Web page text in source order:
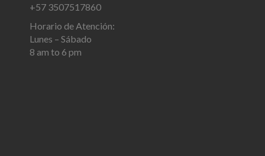
+57 3507517860
Horario de Atención:
Lunes – Sábado
8 am to 6 pm